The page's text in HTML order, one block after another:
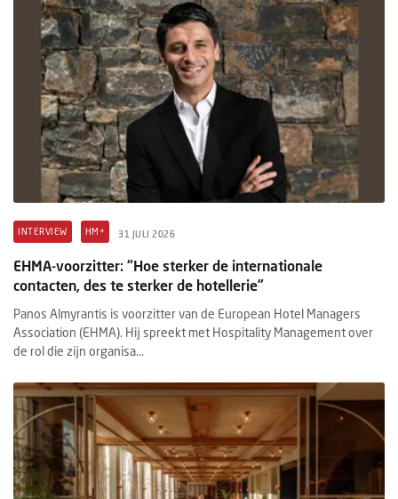
INTERVIEW HM+ 31 JULI 2026
EHMA-voorzitter: “Hoe sterker de internationale
contacten, des te sterker de hotellerie”
Panos Almyrantis is voorzitter van de European Hotel Managers
Association (EHMA). Hij spreekt met Hospitality Management over
de rol die zijn organisa...